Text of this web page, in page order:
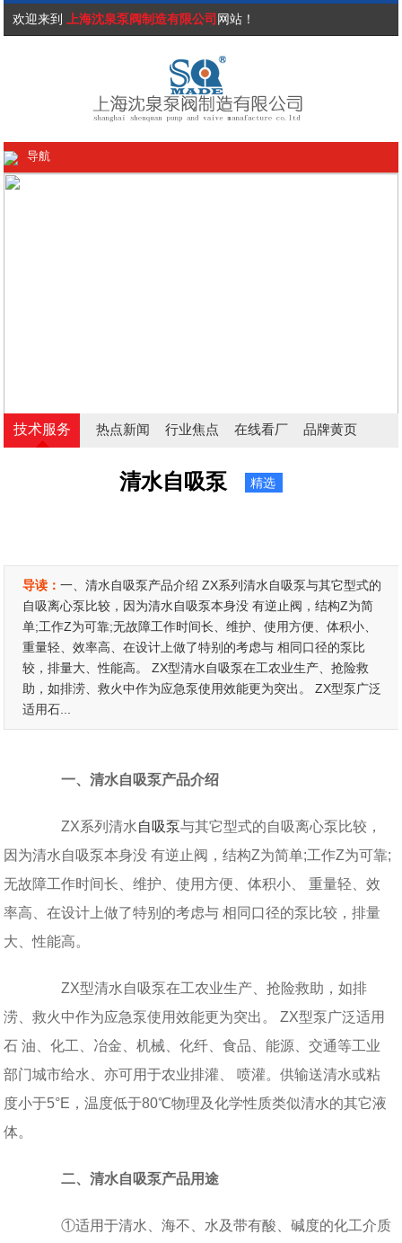
欢迎来到 上海沈泉泵阀制造有限公司 网站！
导航
技术服务 热点新闻 行业焦点 在线看厂 品牌黄页
清水自吸泵 精选
导读：一、清水自吸泵产品介绍 ZX系列清水自吸泵与其它型式的
自吸离心泵比较，因为清水自吸泵本身没 有逆止阀，结构Z为简
单;工作Z为可靠;无故障工作时间长、维护、使用方便、体积小、
重量轻、效率高、在设计上做了特别的考虑与 相同口径的泵比
较，排量大、性能高。 ZX型清水自吸泵在工农业生产、抢险救
助，如排涝、救火中作为应急泵使用效能更为突出。 ZX型泵广泛
适用石...
一、清水自吸泵产品介绍
ZX系列清水自吸泵与其它型式的自吸离心泵比较，
因为清水自吸泵本身没 有逆止阀，结构Z为简单;工作Z为可靠;
无故障工作时间长、维护、使用方便、体积小、 重量轻、效
率高、在设计上做了特别的考虑与 相同口径的泵比较，排量
大、性能高。
ZX型清水自吸泵在工农业生产、抢险救助，如排
涝、救火中作为应急泵使用效能更为突出。 ZX型泵广泛适用
石 油、化工、冶金、机械、化纤、食品、能源、交通等工业
部门城市给水、亦可用于农业排灌、 喷灌。供输送清水或粘
度小于5°E，温度低于80℃物理及化学性质类似清水的其它液
体。
二、清水自吸泵产品用途
①适用于清水、海不、水及带有酸、碱度的化工介质